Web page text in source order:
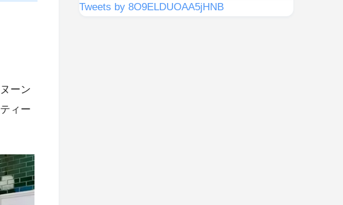
ーン
ィー
Tweets by 8O9ELDUOAA5jHNB